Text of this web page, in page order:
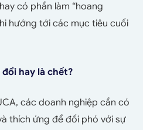
có phần làm “hoang
hướng tới các mục tiêu cuối
đổi hay là chết?
các doanh nghiệp cần có
thích ứng để đối phó với sự